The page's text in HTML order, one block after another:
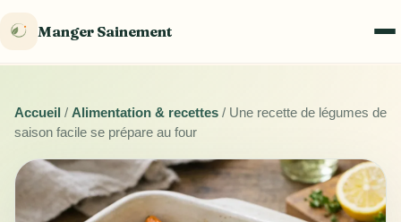
Manger Sainement
Accueil / Alimentation & recettes / Une recette de légumes de
saison facile se prépare au four